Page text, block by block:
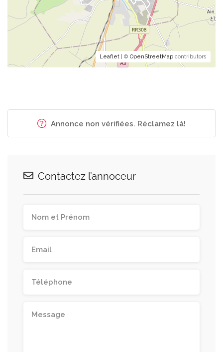
Leaflet | © OpenStreetMap contributors
Annonce non vérifiées. Réclamez là!
Contactez l’annoceur